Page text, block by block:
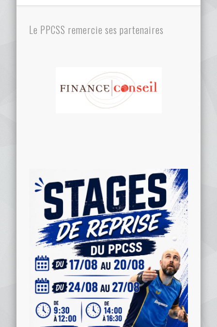
Le PPCSS remercie ses partenaires